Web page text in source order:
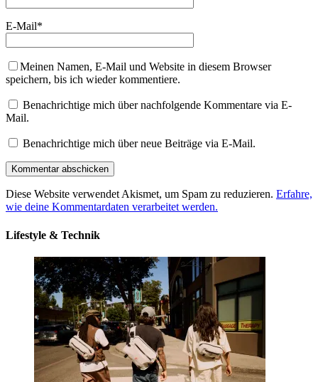
E-Mail*
Meinen Namen, E-Mail und Website in diesem Browser
speichern, bis ich wieder kommentiere.
Benachrichtige mich über nachfolgende Kommentare via E-
Mail.
Benachrichtige mich über neue Beiträge via E-Mail.
Diese Website verwendet Akismet, um Spam zu reduzieren. Erfahre,
wie deine Kommentardaten verarbeitet werden.
Lifestyle & Technik